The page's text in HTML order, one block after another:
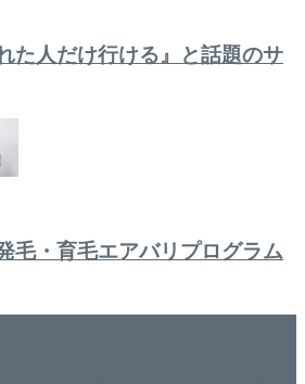
た人だけ行ける』と話題のサ
毛・育毛エアバリプログラム